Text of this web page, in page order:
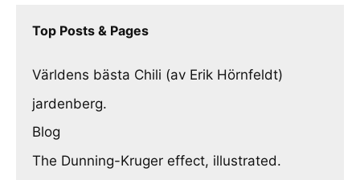
Top Posts & Pages
Världens bästa Chili (av Erik Hörnfeldt)
jardenberg.
Blog
The Dunning-Kruger effect, illustrated.